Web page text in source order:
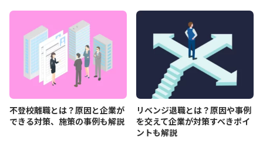
不登校離職とは？原因と企業が
できる対策、施策の事例も解説
リベンジ退職とは？原因や事例
を交えて企業が対策すべきポイ
ントも解説